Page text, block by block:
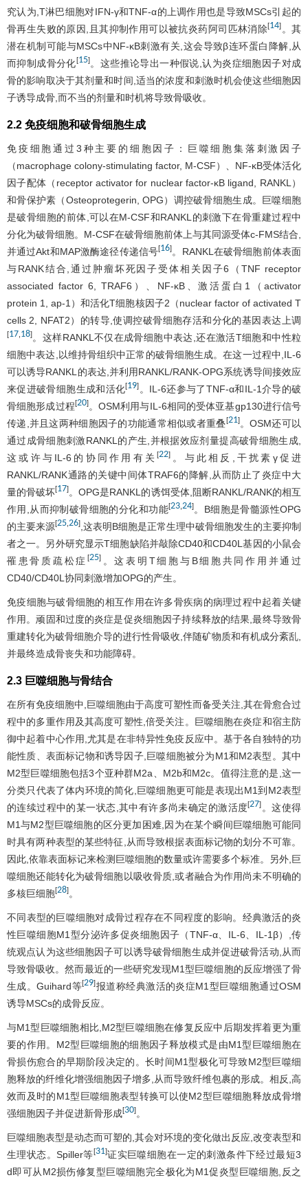
究认为,T淋巴细胞对IFN-γ和TNF-α的上调作用也是导致MSCs引起的
骨再生失败的原因,且其抑制作用可以被抗炎药阿司匹林消除[14] 。其
潜在机制可能与MSCs中NF-κB刺激有关,这会导致β连环蛋白降解,从
而抑制成骨分化[15]。这些推论导出一种假说,认为炎症细胞因子对成
骨的影响取决于其剂量和时间,适当的浓度和刺激时机会使这些细胞因
子诱导成骨,而不当的剂量和时机将导致骨吸收。
2.2 免疫细胞和破骨细胞生成
免疫细胞通过3种主要的细胞因子：巨噬细胞集落刺激因子
（macrophage colony-stimulating factor, M-CSF）、NF-κB受体活化
因子配体（receptor activator for nuclear factor-κB ligand, RANKL）
和骨保护素（Osteoprotegerin, OPG）调控破骨细胞生成。巨噬细胞
是破骨细胞的前体,可以在M-CSF和RANKL的刺激下在骨重建过程中
分化为破骨细胞。M-CSF在破骨细胞前体上与其同源受体c-FMS结合,
并通过Akt和MAP激酶途径传递信号[16] 。RANKL在破骨细胞前体表面
与RANK结合,通过肿瘤坏死因子受体相关因子6（TNF receptor
associated factor 6, TRAF6）、NF-κB、激活蛋白1（activator
protein 1, ap-1）和活化T细胞核因子2（nuclear factor of activated T
cells 2, NFAT2）的转导,使调控破骨细胞存活和分化的基因表达上调
[17,18] 。这样RANKL不仅在成骨细胞中表达,还在激活T细胞和中性粒
细胞中表达,以维持骨组织中正常的破骨细胞生成。在这一过程中,IL-6
可以诱导RANKL的表达,并利用RANKL/RANK-OPG系统诱导间接效应
来促进破骨细胞生成和活化[19] 。IL-6还参与了TNF-α和IL-1介导的破
骨细胞形成过程[20]。OSM利用与IL-6相同的受体亚基gp130进行信号
传递,并且这两种细胞因子的功能通常相似或者重叠[21]。OSM还可以
通过成骨细胞刺激RANKL的产生,并根据效应剂量提高破骨细胞生成,
这或许与IL-6的协同作用有关 [22] 。与此相反,干扰素γ促进
RANKL/RANK通路的关键中间体TRAF6的降解,从而防止了炎症中大
量的骨破坏[17] 。OPG是RANKL的诱饵受体,阻断RANKL/RANK的相互
作用,从而抑制破骨细胞的分化和功能[23,24]。B细胞是骨髓源性OPG
的主要来源[25,26] ,这表明B细胞是正常生理中破骨细胞发生的主要抑制
者之一。另外研究显示T细胞缺陷并敲除CD40和CD40L基因的小鼠会
罹患骨质疏松症[25] 。这表明T细胞与B细胞共同作用并通过
CD40/CD40L协同刺激增加OPG的产生。
免疫细胞与破骨细胞的相互作用在许多骨疾病的病理过程中起着关键
作用。顽固和过度的炎症是促炎细胞因子持续释放的结果,最终导致骨
重建转化为破骨细胞介导的进行性骨吸收,伴随矿物质和有机成分紊乱,
并最终造成骨丧失和功能障碍。
2.3 巨噬细胞与骨结合
在所有免疫细胞中,巨噬细胞由于高度可塑性而备受关注,其在骨愈合过
程中的多重作用及其高度可塑性,倍受关注。巨噬细胞在炎症和宿主防
御中起着中心作用,尤其是在非特异性免疫反应中。基于各自独特的功
能性质、表面标记物和诱导因子,巨噬细胞被分为M1和M2表型。其中
M2型巨噬细胞包括3个亚种群M2a、M2b和M2c。值得注意的是,这一
分类只代表了体内环境的简化,巨噬细胞更可能是表现出M1到M2表型
的连续过程中的某一状态,其中有许多尚未确定的激活度[27] 。这使得
M1与M2型巨噬细胞的区分更加困难,因为在某个瞬间巨噬细胞可能同
时具有两种表型的某些特征,从而导致根据表面标记物的划分不可靠。
因此,依靠表面标记来检测巨噬细胞的数量或许需要多个标准。另外,巨
噬细胞还能转化为破骨细胞以吸收骨质,或者融合为作用尚未不明确的
多核巨细胞[28] 。
不同表型的巨噬细胞对成骨过程存在不同程度的影响。经典激活的炎
性巨噬细胞M1型分泌许多促炎细胞因子（TNF-α、IL-6、IL-1β）,传
统观点认为这些细胞因子可以诱导破骨细胞生成并促进破骨活动,从而
导致骨吸收。然而最近的一些研究发现M1型巨噬细胞的反应增强了骨
生成。Guihard等[29]报道称经典激活的炎症M1型巨噬细胞通过OSM
诱导MSCs的成骨反应。
与M1型巨噬细胞相比,M2型巨噬细胞在修复反应中后期发挥着更为重
要的作用。M2型巨噬细胞的细胞因子释放模式是由M1型巨噬细胞在
骨损伤愈合的早期阶段决定的。长时间M1型极化可导致M2型巨噬细
胞释放的纤维化增强细胞因子增多,从而导致纤维包裹的形成。相反,高
效而及时的M1型巨噬细胞表型转换可以使M2型巨噬细胞释放成骨增
强细胞因子并促进新骨形成[30] 。
巨噬细胞表型是动态而可塑的,其会对环境的变化做出反应,改变表型和
生理状态。Spiller等[31]证实巨噬细胞在一定的刺激条件下经过最短3
d即可从M2损伤修复型巨噬细胞完全极化为M1促炎型巨噬细胞,反之